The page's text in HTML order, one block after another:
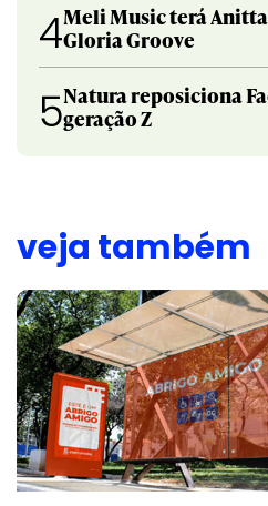
4Meli Music terá
Gloria Groove
5Natura reposiciona
geração Z
veja também